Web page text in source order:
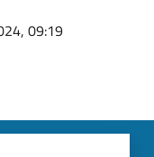
09:19